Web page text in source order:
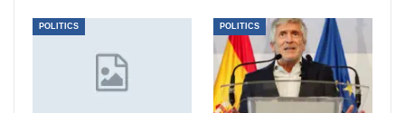
POLITICS POLITICS